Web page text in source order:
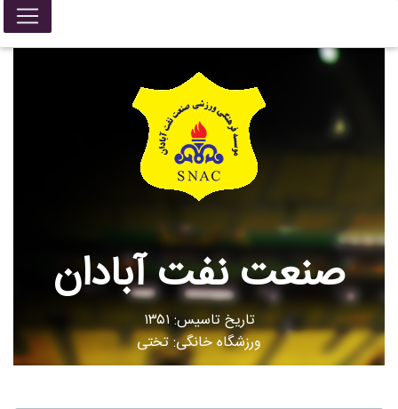
صنعت نفت آبادان
تاریخ تاسیس: ۱۳۵۱
ورزشگاه خانگی: تختی